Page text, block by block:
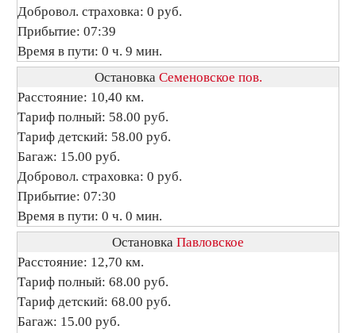
Добровол. страховка: 0 руб.
Прибытие: 07:39
Время в пути: 0 ч. 9 мин.
Остановка Семеновское пов.
Расстояние: 10,40 км.
Тариф полный: 58.00 руб.
Тариф детский: 58.00 руб.
Багаж: 15.00 руб.
Добровол. страховка: 0 руб.
Прибытие: 07:30
Время в пути: 0 ч. 0 мин.
Остановка Павловское
Расстояние: 12,70 км.
Тариф полный: 68.00 руб.
Тариф детский: 68.00 руб.
Багаж: 15.00 руб.